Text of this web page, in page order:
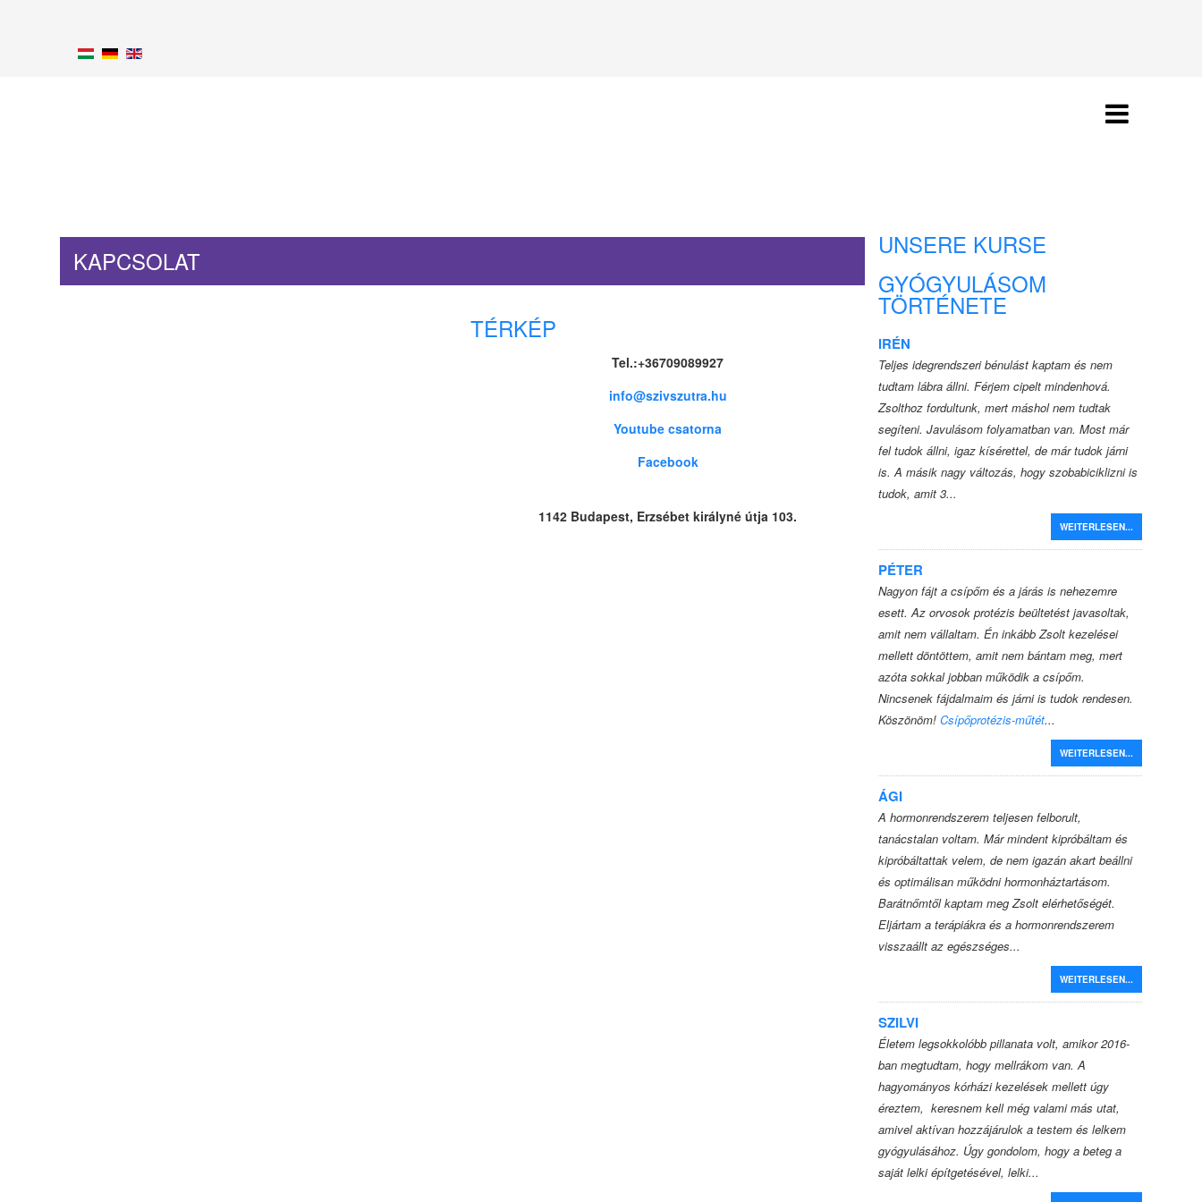
KAPCSOLAT
TÉRKÉP
Tel.:+36709089927
info@szivszutra.hu
Youtube csatorna
Facebook
1142 Budapest, Erzsébet királyné útja 103.
UNSERE KURSE
GYÓGYULÁSOM
TÖRTÉNETE
IRÉN
Teljes idegrendszeri bénulást kaptam és nem
tudtam lábra állni. Férjem cipelt mindenhová.
Zsolthoz fordultunk, mert máshol nem tudtak
segíteni. Javulásom folyamatban van. Most már
fel tudok állni, igaz kísérettel, de már tudok járni
is. A másik nagy változás, hogy szobabiciklizni is
tudok, amit 3...
WEITERLESEN...
PÉTER
Nagyon fájt a csípőm és a járás is nehezemre
esett. Az orvosok protézis beültetést javasoltak,
amit nem vállaltam. Én inkább Zsolt kezelései
mellett döntöttem, amit nem bántam meg, mert
azóta sokkal jobban működik a csípőm.
Nincsenek fájdalmaim és járni is tudok rendesen.
Köszönöm! Csípőprotézis-műtét...
WEITERLESEN...
ÁGI
A hormonrendszerem teljesen felborult,
tanácstalan voltam. Már mindent kipróbáltam és
kipróbáltattak velem, de nem igazán akart beállni
és optimálisan működni hormonháztartásom.
Barátnőmtől kaptam meg Zsolt elérhetőségét.
Eljártam a terápiákra és a hormonrendszerem
visszaállt az egészséges...
WEITERLESEN...
SZILVI
Életem legsokkolóbb pillanata volt, amikor 2016-
ban megtudtam, hogy mellrákom van. A
hagyományos kórházi kezelések mellett úgy
éreztem, keresnem kell még valami más utat,
amivel aktívan hozzájárulok a testem és lelkem
gyógyulásához. Úgy gondolom, hogy a beteg a
saját lelki építgetésével, lelki...